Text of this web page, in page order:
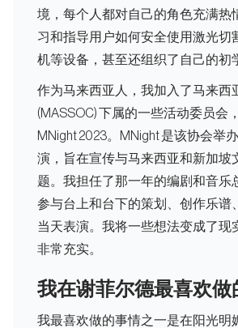
境，每个人都对自己的角色充满热
习和指导用户如何安全使用激光切
机等设备，甚至还组织了自己的初
作为马来西亚人，我加入了马来西
(MASSOC) 下属的一些活动委员会
MNight 2023。MNight 是该协会举
演，旨在宣传与马来西亚和新加坡
题。我担任了那一年的编剧和音乐
参与台上和台下的策划、创作乐谱
当天表演。我将一些想法变成了现
非常充实。
我在谢菲尔德最喜欢做
我最喜欢做的事情之一是在阳光明